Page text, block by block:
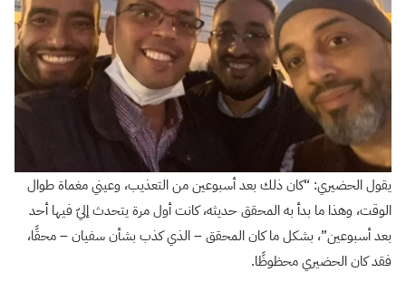
يقول الحضيري: “كان ذلك بعد أسبوعين من التعذيب، وعيني مغماة طوال
الوقت، وهذا ما بدأ به المحقق حديثه، كانت أول مرة يتحدث إليّ فيها أحد
بعد أسبوعين”، بشكل ما كان المحقق – الذي كذب بشأن سفيان – محقًا،
فقد كان الحضيري محظوظًا.